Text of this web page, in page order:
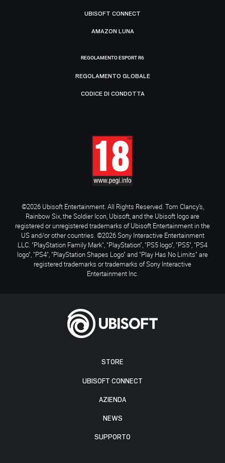
STORE
UBISOFT CONNECT
AZIENDA
NEWS
SUPPORTO
UBISOFT CONNECT
AMAZON LUNA
REGOLAMENTO ESPORT R6
REGOLAMENTO GLOBALE
CODICE DI CONDOTTA
©2026 Ubisoft Entertainment. All Rights Reserved. Tom Clancy’s,
Rainbow Six, the Soldier Icon, Ubisoft, and the Ubisoft logo are
registered or unregistered trademarks of Ubisoft Entertainment in the
US and/or other countries. ©2026 Sony Interactive Entertainment
LLC. "PlayStation Family Mark", "PlayStation", "PS5 logo", "PS5", "PS4
logo", "PS4", "PlayStation Shapes Logo" and "Play Has No Limits" are
registered trademarks or trademarks of Sony Interactive
Entertainment Inc.